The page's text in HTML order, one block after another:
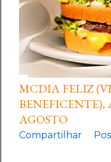
MCDIA FELIZ
BENEFICENTE),
AGOSTO
Compartilhar